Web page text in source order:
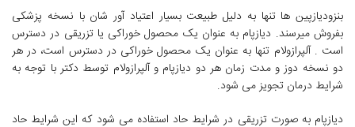
بنزودیازپین ها تنها به دلیل طبیعت بسیار اعتیاد آور شان با نسخه پزشکی
بفروش میرسند. دیازپام به عنوان یک محصول خوراکی یا تزریقی در دسترس
است . آلپرازولام تنها به عنوان یک محصول خوراکی در دسترس است، در هر
دو نسخه دوز و مدت زمان هر دو دیازپام و آلپرازولام توسط دکتر با توجه به
شرایط درمان تجویز می شود.
دیازپام به صورت تزریقی در شرایط حاد استفاده می شود که این شرایط حاد